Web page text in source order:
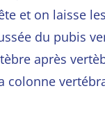
et on laisse
du pubis
après